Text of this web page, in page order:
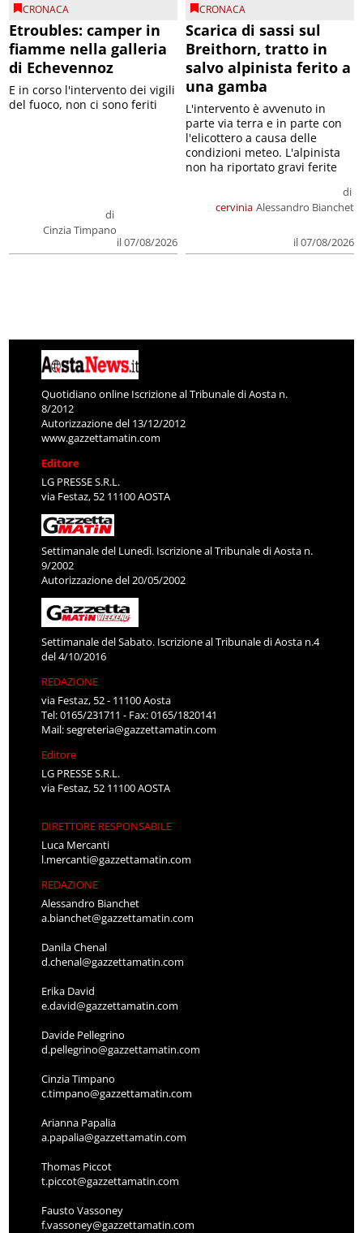
CRONACA
Etroubles: camper in
fiamme nella galleria
di Echevennoz
di
Cinzia Timpano
il 07/08/2026
E in corso l'intervento dei vigili
del fuoco, non ci sono feriti
CRONACA
Scarica di sassi sul
Breithorn, tratto in
salvo alpinista ferito a
una gamba
cervinia
di
Alessandro Bianchet
il 07/08/2026
L'intervento è avvenuto in
parte via terra e in parte con
l'elicottero a causa delle
condizioni meteo. L'alpinista
non ha riportato gravi ferite
Quotidiano online Iscrizione al Tribunale di Aosta n.
8/2012
Autorizzazione del 13/12/2012
www.gazzettamatin.com
Editore
LG PRESSE S.R.L.
via Festaz, 52 11100 AOSTA
Settimanale del Lunedì. Iscrizione al Tribunale di Aosta n.
9/2002
Autorizzazione del 20/05/2002
Settimanale del Sabato. Iscrizione al Tribunale di Aosta n.4
del 4/10/2016
REDAZIONE
via Festaz, 52 - 11100 Aosta
Tel: 0165/231711 - Fax: 0165/1820141
Mail:segreteria@gazzettamatin.com
Editore
LG PRESSE S.R.L.
via Festaz, 52 11100 AOSTA
DIRETTORE RESPONSABILE
Luca Mercanti
l.mercanti@gazzettamatin.com
REDAZIONE
Alessandro Bianchet
a.bianchet@gazzettamatin.com
Danila Chenal
d.chenal@gazzettamatin.com
Erika David
e.david@gazzettamatin.com
Davide Pellegrino
d.pellegrino@gazzettamatin.com
Cinzia Timpano
c.timpano@gazzettamatin.com
Arianna Papalia
a.papalia@gazzettamatin.com
Thomas Piccot
t.piccot@gazzettamatin.com
Fausto Vassoney
f.vassoney@gazzettamatin.com